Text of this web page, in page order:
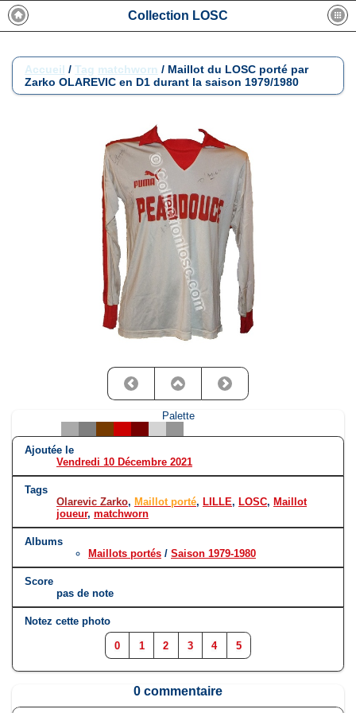
Collection LOSC
Accueil / Tag matchworn / Maillot du LOSC porté par
Zarko OLAREVIC en D1 durant la saison 1979/1980
Palette
Ajoutée le
Vendredi 10 Décembre 2021
Tags
Olarevic Zarko, Maillot porté, LILLE, LOSC, Maillot
joueur, matchworn
Albums
Maillots portés / Saison 1979-1980
Score
pas de note
Notez cette photo
0 1 2 3 4 5
0 commentaire